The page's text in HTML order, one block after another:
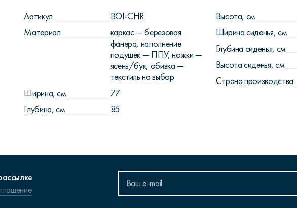
Артикул
BOI-CHR
Материал
каркас — березовая
фанера, наполнение
подушек — ППУ, ножки —
ясень/бук, обивка —
текстиль на выбор
Ширина, см
77
Глубина, см
85
Высота, см
Ширина сиденья, см
Глубина сиденья, см
Высота сиденья, см
Страна производства